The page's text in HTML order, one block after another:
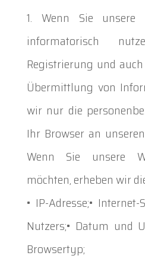
Wenn Sie unsere
informatorisch
Registrierung und
Übermittlung von
wir nur die
Ihr Browser an
Wenn Sie unsere
möchten, erheben wir
• IP-Adresse;•
Nutzers;• Datum und
Browsertyp;